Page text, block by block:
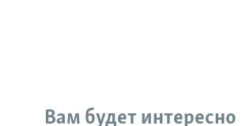
Вам будет интересно